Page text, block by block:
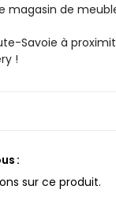
magasin de
Savoie à
!
sur ce produit.